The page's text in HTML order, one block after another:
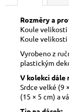
Rozměry a
Koule velikosti
Koule velikosti
Vyrobeno z
plastickým
V kolekci dále
Srdce velké (9
(15 × 5 cm) a